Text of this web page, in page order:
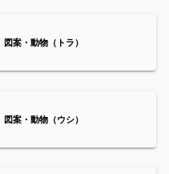
・動物（トラ）
・動物（ウシ）